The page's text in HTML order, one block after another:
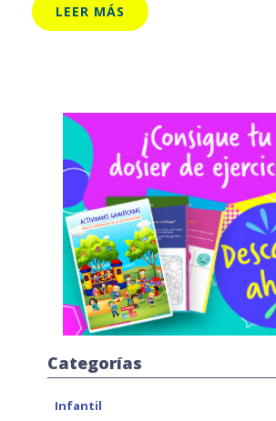
LEER MÁS
Categorías
Infantil